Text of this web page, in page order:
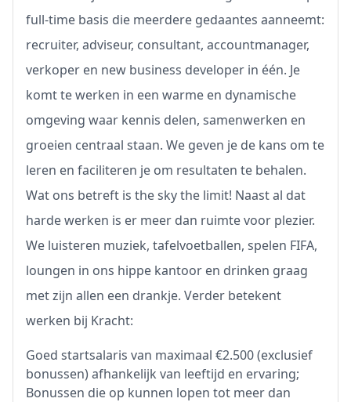
full-time basis die meerdere gedaantes aanneemt:
recruiter, adviseur, consultant, accountmanager,
verkoper en new business developer in één. Je
komt te werken in een warme en dynamische
omgeving waar kennis delen, samenwerken en
groeien centraal staan. We geven je de kans om te
leren en faciliteren je om resultaten te behalen.
Wat ons betreft is the sky the limit! Naast al dat
harde werken is er meer dan ruimte voor plezier.
We luisteren muziek, tafelvoetballen, spelen FIFA,
loungen in ons hippe kantoor en drinken graag
met zijn allen een drankje. Verder betekent
werken bij Kracht:
Goed startsalaris van maximaal €2.500 (exclusief
bonussen) afhankelijk van leeftijd en ervaring;
Bonussen die op kunnen lopen tot meer dan